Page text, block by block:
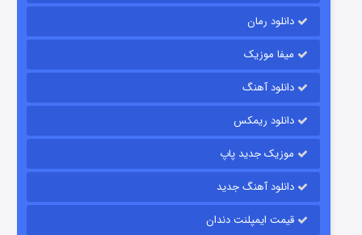
قسمت
دانلود رمان
میفا موزیک
دانلود آهنگ
دانلود ریمکس
موزیک جدید پاپ
دانلود آهنگ جدید
قیمت ایمپلنت دندان